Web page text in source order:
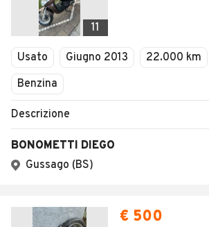
11
Usato Giugno 2013 22.000 km
Benzina
Descrizione
BONOMETTI DIEGO
Gussago (BS)
€ 500